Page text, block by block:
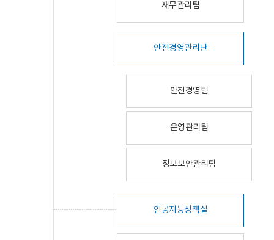
재무관리팀
안전경영관리단
안전경영팀
운영관리팀
정보보안관리팀
인공지능정책실